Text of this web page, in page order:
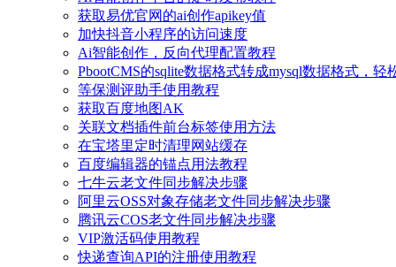
获取易优官网的ai创作apikey值
加快抖音小程序的访问速度
Ai智能创作，反向代理配置教程
PbootCMS的sqlite数据格式转成mysql数据格式，轻
等保测评助手使用教程
获取百度地图AK
关联文档插件前台标签使用方法
在宝塔里定时清理网站缓存
百度编辑器的锚点用法教程
七牛云老文件同步解决步骤
阿里云OSS对象存储老文件同步解决步骤
腾讯云COS老文件同步解决步骤
VIP激活码使用教程
快递查询API的注册使用教程